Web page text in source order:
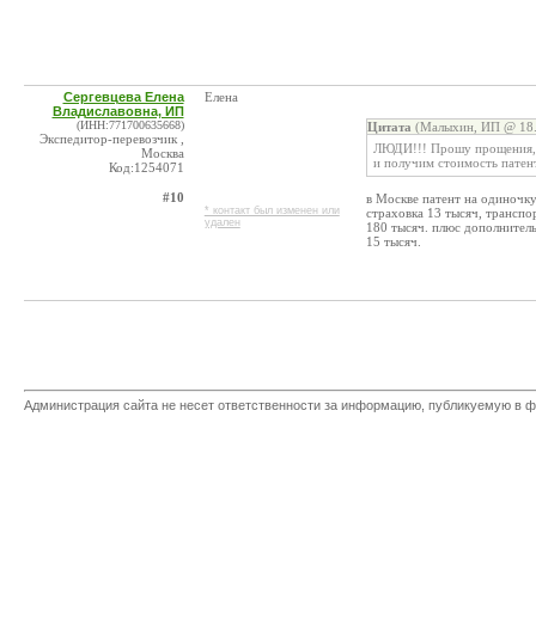
Сергевцева Елена
Владиславовна, ИП
(ИНН:771700635668)
Экспедитор-перевозчик ,
Москва
Код:1254071
#10
Елена
* контакт был изменен или
удален
Цитата (Малыхин, ИП @
ЛЮДИ!!! Прошу прощения,
и получим стоимость
в Москве патент на
страховка 13 тысяч,
180 тысяч. плюс
15 тысяч.
Администрация сайта не несет ответственности за информацию, публикуемую